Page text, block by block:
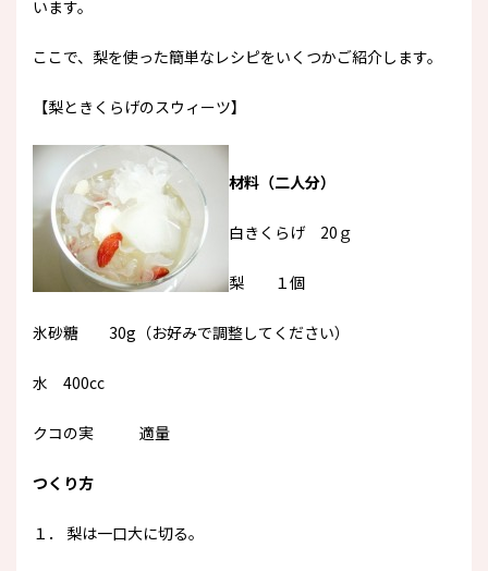
います。
ここで、梨を使った簡単なレシピをいくつかご紹介します。
【梨ときくらげのスウィーツ】
材料（二人分）
白きくらげ 20ｇ
梨 １個
氷砂糖 30g（お好みで調整してください）
水 400cc
クコの実 適量
つくり方
１． 梨は一口大に切る。